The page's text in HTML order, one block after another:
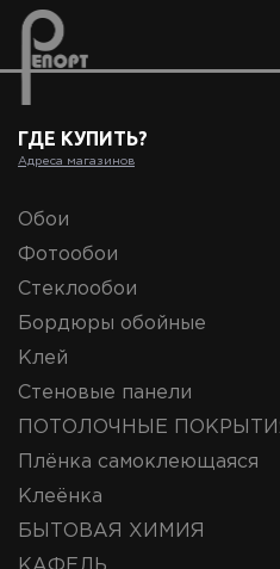
ГДЕ КУПИТЬ?
Адреса магазинов
Обои
Фотообои
Стеклообои
Бордюры обойные
Клей
Стеновые панели
ПОТОЛОЧНЫЕ
Плёнка самоклеющаяся
Клеёнка
БЫТОВАЯ ХИМИЯ